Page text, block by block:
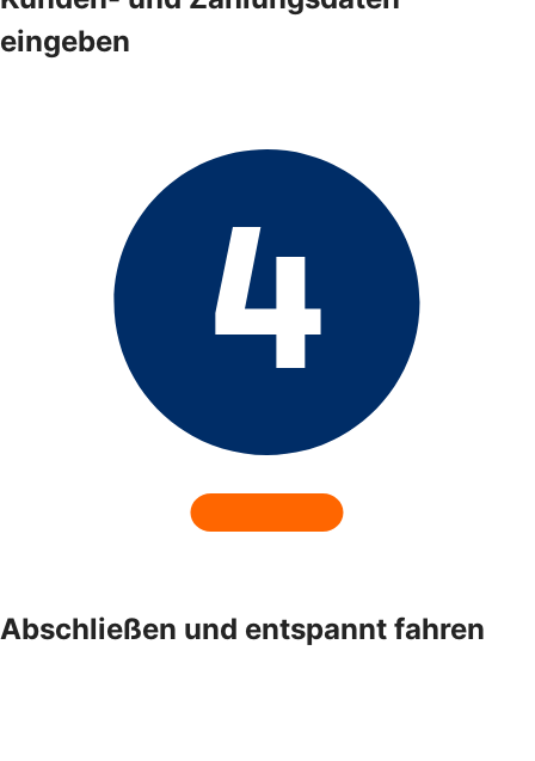
eingeben
Abschließen und entspannt fahren